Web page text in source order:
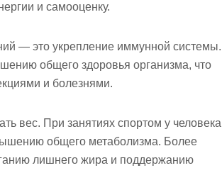
и самооценку.
— это укрепление иммунной системы.
общего здоровья организма, что
и болезнями.
вес. При занятиях спортом у человека
общего метаболизма. Более
лишнего жира и поддержанию